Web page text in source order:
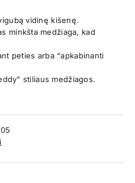
vidinę kišenę.
minkšta medžiaga, kad
peties arba “apkabinanti
stiliaus medžiagos.